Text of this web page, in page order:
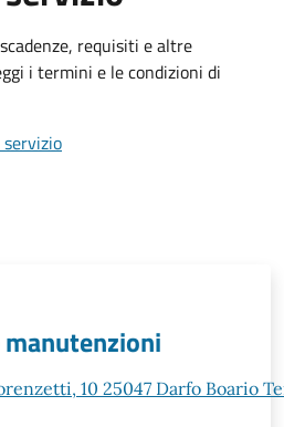
requisiti e altre
i termini e le condizioni di
10 25047 Darfo Boario